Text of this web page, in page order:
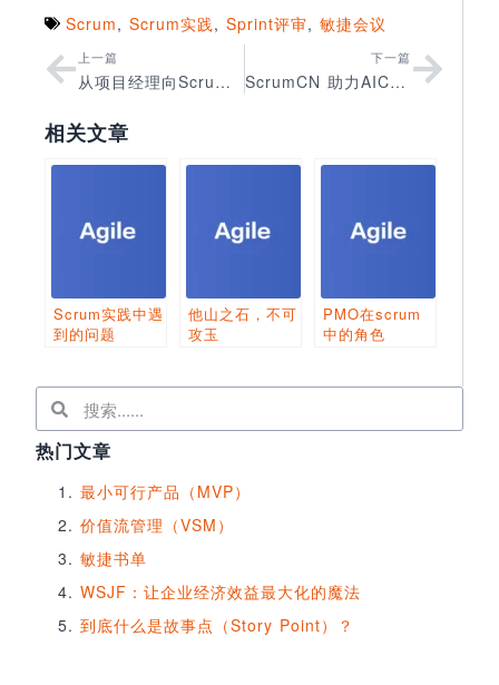
Scrum, Scrum实践, Sprint评审, 敏捷会议
上一篇
从项目经理向Scrum Master转变的3个技巧
下一篇
ScrumCN 助力AICon&FCon全球人工智能开发与应用
相关文章
Scrum实践中遇
到的问题
他山之石，不可
攻玉
PMO在scrum
中的角色
热门文章
最小可行产品（MVP）
价值流管理（VSM）
敏捷书单
WSJF：让企业经济效益最大化的魔法
到底什么是故事点（Story Point）？